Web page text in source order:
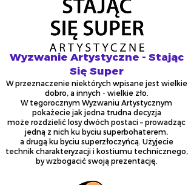
Wyzwanie Artystyczne - Stając
Się Super
W przeznaczenie niektórych wpisane jest wielkie
dobro, a innych - wielkie zło.
W tegorocznym Wyzwaniu Artystycznym
pokażecie jak jedna trudna decyzja
może rozdzielić losy dwóch postaci – prowadząc
jedną z nich ku byciu superbohaterem,
a drugą ku byciu superzłoczyńcą. Użyjecie
technik charakteryzacji i kostiumu technicznego,
by wzbogacić swoją prezentację.